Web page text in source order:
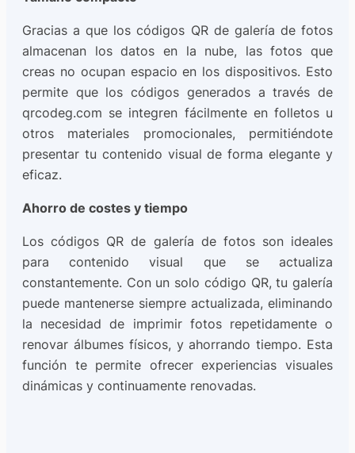
Gracias a que los códigos QR de galería de fotos
almacenan los datos en la nube, las fotos que
creas no ocupan espacio en los dispositivos. Esto
permite que los códigos generados a través de
qrcodeg.com se integren fácilmente en folletos u
otros materiales promocionales, permitiéndote
presentar tu contenido visual de forma elegante y
eficaz.
Ahorro de costes y tiempo
Los códigos QR de galería de fotos son ideales
para contenido visual que se actualiza
constantemente. Con un solo código QR, tu galería
puede mantenerse siempre actualizada, eliminando
la necesidad de imprimir fotos repetidamente o
renovar álbumes físicos, y ahorrando tiempo. Esta
función te permite ofrecer experiencias visuales
dinámicas y continuamente renovadas.